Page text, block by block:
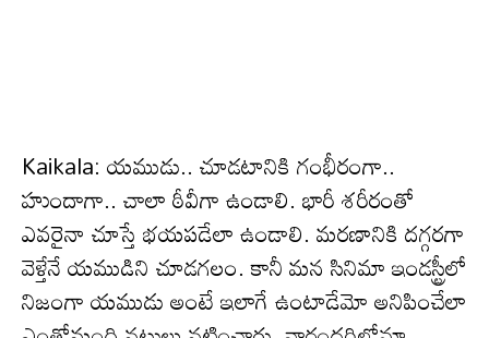
Kaikala: యముడు.. చూడటానికి గంభీరంగా..
హుందాగా.. చాలా ఠీవీగా ఉండాలి. భారీ శరీరంతో
ఎవరైనా చూస్తే భయపడేలా ఉండాలి. మరణానికి దగ్గరగా
వెళ్తేనే యముడిని చూడగలం. కానీ మన సినిమా ఇండస్ట్రీలో
నిజంగా యముడు అంటే ఇలాగే ఉంటాడేమో అనిపించేలా